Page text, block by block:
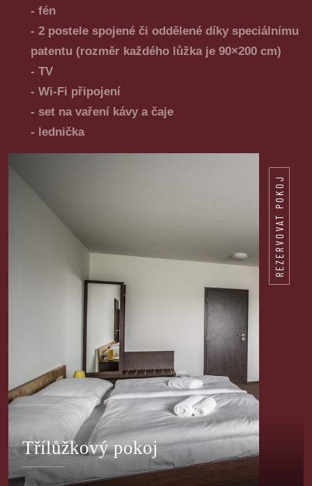
- fén
- 2 postele spojené či oddělené díky speciálnímu
patentu (rozměr každého lůžka je 90×200 cm)
- TV
- Wi-Fi připojení
- set na vaření kávy a čaje
- lednička
REZERVOVAT POKOJ
Třílůžkový pokoj